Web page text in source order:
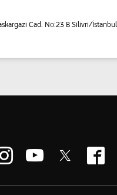
Cad. No:23 B Silivri/İstanbul